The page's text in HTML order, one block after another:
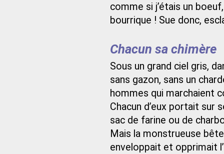
comme si j’étais un
bourrique ! Sue donc,
Chacun sa chimère
Sous un grand ciel gris,
sans gazon, sans un
hommes qui marchaient
Chacun d’eux portait sur
sac de farine ou de
Mais la monstrueuse
enveloppait et opprimait